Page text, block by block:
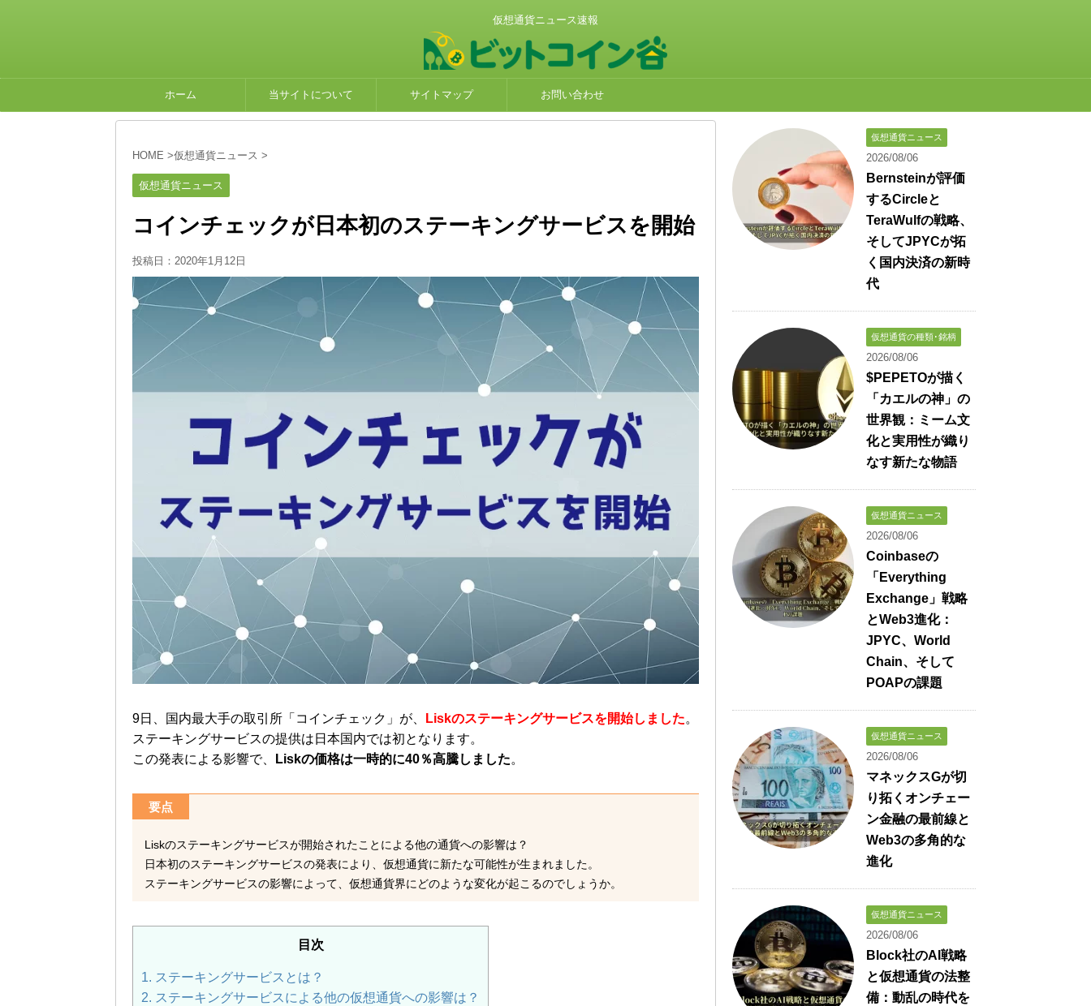
仮想通貨ニュース速報
ホーム 当サイトについて サイトマップ お問い合わせ
HOME >仮想通貨ニュース >
仮想通貨ニュース
コインチェックが日本初のステーキングサービスを開始
投稿日： 2020年1月12日
9日、国内最大手の取引所「コインチェック」が、 Liskのステーキングサービスを開始しました。
ステーキングサービスの提供は日本国内では初となります。
この発表による影響で、
Liskの価格は一時的に40％高騰しました。
要点
Liskのステーキングサービスが開始されたことによる他の通貨への影響は？
日本初のステーキングサービスの発表により、仮想通貨に新たな可能性が生まれました。
ステーキングサービスの影響によって、仮想通貨界にどのような変化が起こるのでしょうか。
目次
1. ステーキングサービスとは？
2. ステーキングサービスによる他の仮想通貨への影響は？
仮想通貨ニュース
2026/08/06
Bernsteinが評価
するCircleと
TeraWulfの戦略、
そしてJPYCが拓
く国内決済の新時
代
仮想通貨の種類･銘柄
2026/08/06
$PEPETOが描く
「カエルの神」の
世界観：ミーム文
化と実用性が織り
なす新たな物語
仮想通貨ニュース
2026/08/06
Coinbaseの
「Everything
Exchange」戦略
とWeb3進化：
JPYC、World
Chain、そして
POAPの課題
仮想通貨ニュース
2026/08/06
マネックスGが切
り拓くオンチェー
ン金融の最前線と
Web3の多角的な
進化
仮想通貨ニュース
2026/08/06
Block社のAI戦略
と仮想通貨の法整
備：動乱の時代を